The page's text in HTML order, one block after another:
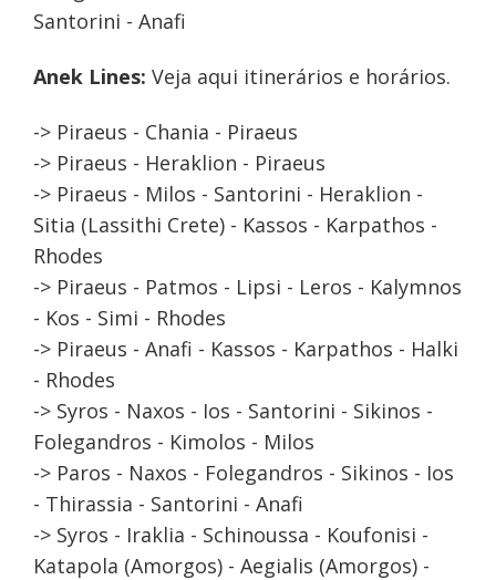
Santorini - Anafi
Anek Lines: Veja aqui itinerários e horários.
-> Piraeus - Chania - Piraeus
-> Piraeus - Heraklion - Piraeus
-> Piraeus - Milos - Santorini - Heraklion -
Sitia (Lassithi Crete) - Kassos - Karpathos -
Rhodes
-> Piraeus - Patmos - Lipsi - Leros - Kalymnos
- Kos - Simi - Rhodes
-> Piraeus - Anafi - Kassos - Karpathos - Halki
- Rhodes
-> Syros - Naxos - Ios - Santorini - Sikinos -
Folegandros - Kimolos - Milos
-> Paros - Naxos - Folegandros - Sikinos - Ios
- Thirassia - Santorini - Anafi
-> Syros - Iraklia - Schinoussa - Koufonisi -
Katapola (Amorgos) - Aegialis (Amorgos) -